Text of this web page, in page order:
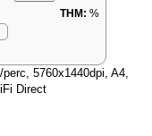
THM: %
5760x1440dpi, A4,
Direct